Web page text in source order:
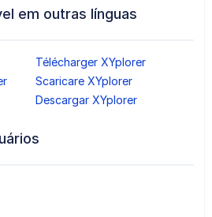
em outras línguas
Télécharger XYplorer
Scaricare XYplorer
Descargar XYplorer